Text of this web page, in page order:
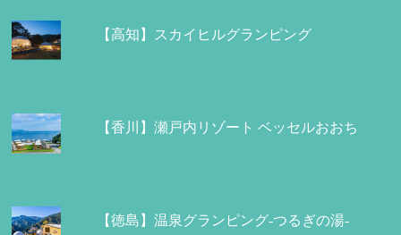
【高知】スカイヒルグランピング
【香川】瀬戸内リゾート ベッセルおおち
【徳島】温泉グランピング-つるぎの湯-